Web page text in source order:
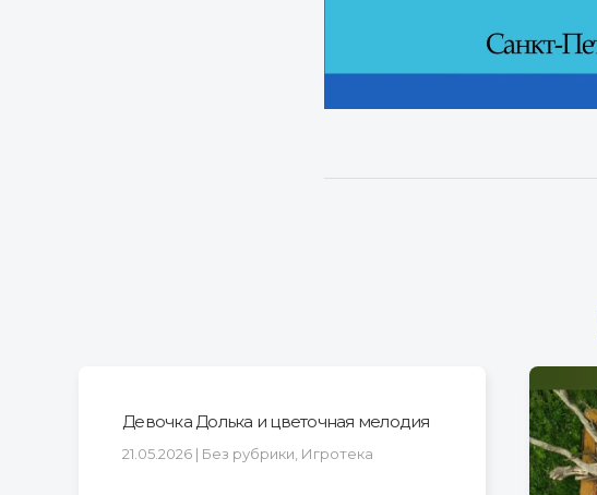
Девочка Долька и цветочная мелодия
21.05.2026 | Без рубрики, Игротека